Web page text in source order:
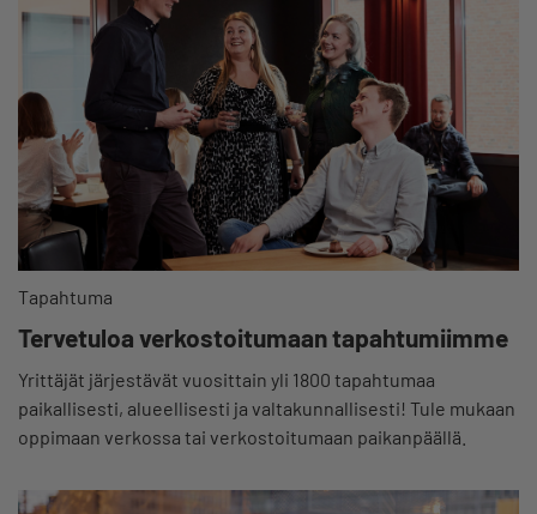
Tapahtuma
Tervetuloa verkostoitumaan tapahtumiimme
Yrittäjät järjestävät vuosittain yli 1800 tapahtumaa
paikallisesti, alueellisesti ja valtakunnallisesti! Tule mukaan
oppimaan verkossa tai verkostoitumaan paikanpäällä.